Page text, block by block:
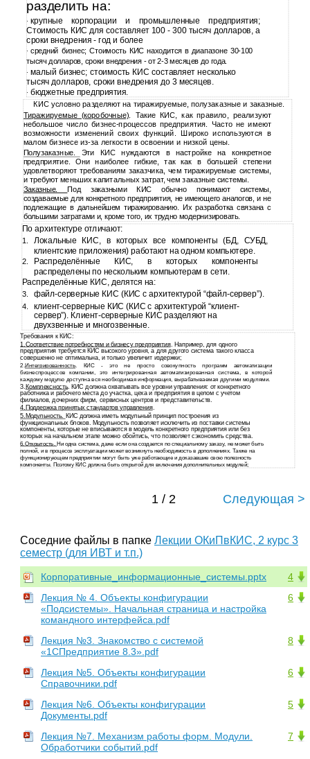
разделить на:
· крупные корпорации и промышленные предприятия;
Стоимость КИС для составляет 100 - 300 тысяч долларов, а
сроки внедрения - год и более
· средний бизнес; Стоимость КИС находится в диапазоне 30-100
тысяч долларов, сроки внедрения - от 2-3 месяцев до года.
· малый бизнес; стоимость КИС составляет несколько
тысяч долларов, сроки внедрения до 3 месяцев.
· бюджетные предприятия.
КИС условно разделяют на тиражируемые, полузаказные и заказные.
Тиражируемые (коробочные). Такие КИС, как правило, реализуют
небольшое число бизнес-процессов предприятия. Часто не имеют
возможности изменений своих функций. Широко используются в
малом бизнесе из-за легкости в освоении и низкой цены.
Полузаказные. Эти КИС нуждаются в настройке на конкретное
предприятие. Они наиболее гибкие, так как в большей степени
удовлетворяют требованиям заказчика, чем тиражируемые системы,
и требуют меньших капитальных затрат, чем заказные системы.
Заказные.
Под заказными КИС обычно понимают системы,
создаваемые для конкретного предприятия, не имеющего аналогов, и не
подлежащие в дальнейшем тиражированию. Их разработка связана с
большими затратами и, кроме того, их трудно модернизировать.
По архитектуре отличают:
1.
Локальные КИС, в которых все компоненты (БД, СУБД,
клиентские приложения) работают на одном компьютере.
2.
Распределённые КИС, в которых компоненты
распределены по нескольким компьютерам в сети.
Распределённые КИС, делятся на:
3. файл-серверные КИС (КИС с архитектурой “файл-сервер”).
4. клиент-серверные КИС (КИС с архитектурой “клиент-
сервер”). Клиент-серверные КИС разделяют на
двухзвенные и многозвенные.
Требования к КИС:
1.Соответствие потребностям и бизнесу предприятия. Например, для одного
предприятия требуется КИС высокого уровня, а для другого система такого класса
совершенно не оптимальна, и только увеличит издержки;
2.Интегрированность. КИС - это не просто совокупность программ автоматизации
бизнеспроцессов компании, это интегрированная автоматизированная система, в которой
каждому модулю доступна вся необходимая информация, вырабатываемая другими модулями.
3. Комплексность. КИС должна охватывать все уровни управления: от конкретного
работника и рабочего места до участка, цеха и предприятия в целом с учетом
филиалов, дочерних фирм, сервисных центров и представительств.
4.Поддержка принятых стандартов управления.
5.Модульность. КИС должна иметь модульный принцип построения из
функциональных блоков. Модульность позволяет исключить из поставки системы
компоненты, которые не вписываются в модель конкретного предприятия или без
которых на начальном этапе можно обойтись, что позволяет сэкономить средства.
6.Открытость. Ни одна система, даже если она создается по специальному заказу, не может быть
полной, и в процессе эксплуатации может возникнуть необходимость в дополнениях. Также на
функционирующем предприятии могут быть уже работающие и доказавшие свою полезность
компоненты. Поэтому КИС должна быть открытой для включения дополнительных модулей;
1 / 2 Следующая >
Соседние файлы в папке Лекции ОКиПвКИС, 2 курс 3
семестр (для ИВТ и т.п.)
4
Корпоративные_информационные_системы.pptx
6
Лекция № 4. Объекты конфигурации
«Подсистемы». Начальная страница и настройка
командного интерфейса.pdf
8
Лекция №3. Знакомство с системой
«1СПредприятие 8.3».pdf
6
Лекция №5. Объекты конфигурации
Справочники.pdf
5
Лекция №6. Объекты конфигурации
Документы.pdf
7
Лекция №7. Механизм работы форм. Модули.
Обработчики событий.pdf